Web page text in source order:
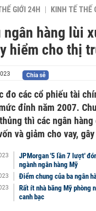
GIỚI 24H KINH TẾ THẾ
ngân hàng lùi
hiểm cho thị
Chia sẻ
đo các cổ phiếu tài
đỉnh năm 2007.
thì các ngân
và giảm cho vay,
JPMorgan '5 lần 7 lượt'
ngành ngân hàng Mỹ
Điểm chung của ba ngân
Rất ít nhà băng Mỹ phòng
canh bạc